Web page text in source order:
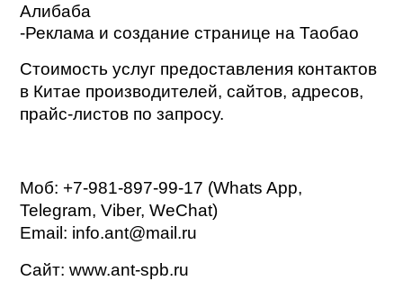
Алибаба
-Реклама и создание странице на Таобао
Стоимость услуг предоставления контактов
в Китае производителей, сайтов, адресов,
прайс-листов по запросу.
Моб: +7-981-897-99-17 (Whats App,
Telegram, Viber, WeChat)
Email: info.ant@mail.ru
Сайт: www.ant-spb.ru